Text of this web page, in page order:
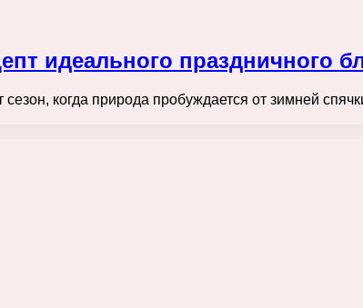
идеального праздничного
когда природа пробуждается от зимней